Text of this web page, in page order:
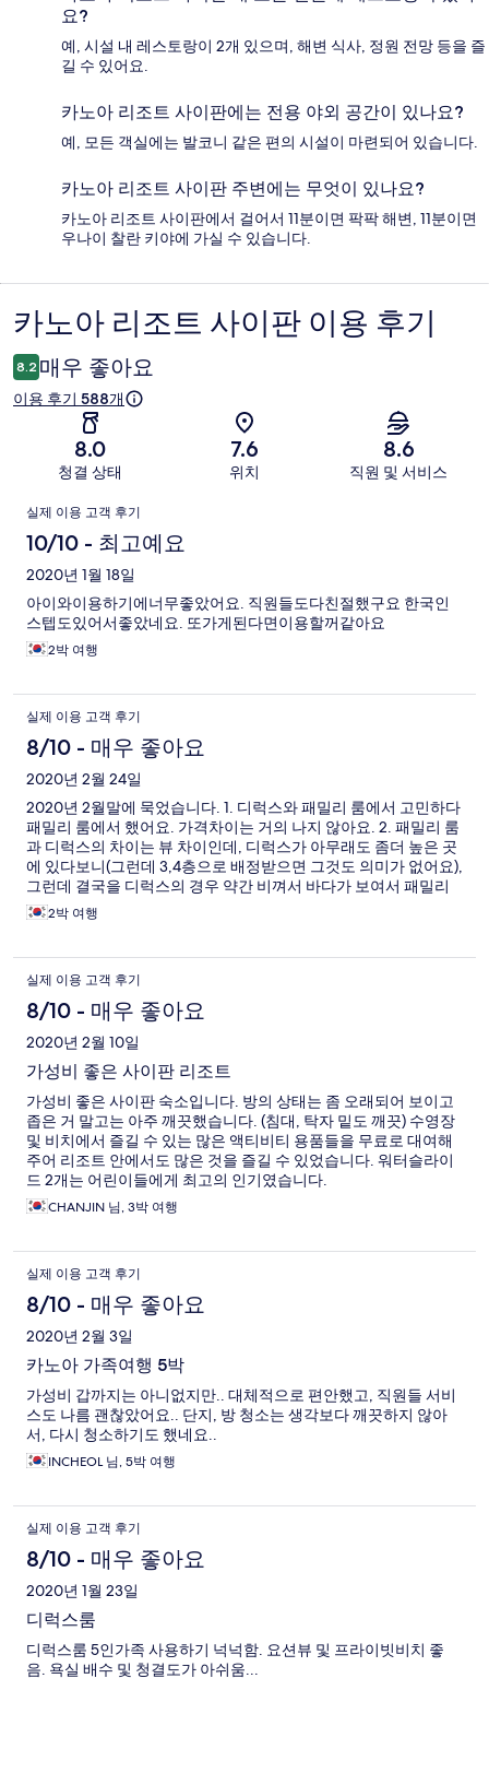
요?
예, 시설 내 레스토랑이 2개 있으며, 해변 식사, 정원 전망 등을 즐
길 수 있어요.
카노아 리조트 사이판에는 전용 야외 공간이 있나요?
예, 모든 객실에는 발코니 같은 편의 시설이 마련되어 있습니다.
카노아 리조트 사이판 주변에는 무엇이 있나요?
카노아 리조트 사이판에서 걸어서 11분이면 팍팍 해변, 11분이면
우나이 찰란 키야에 가실 수 있습니다.
이
용
후
카노아 리조트 사이판 이용 후기
8.2 매우 좋아요
이용 후기 588개
8.0
청결 상태
7.6
위치
8.6
직원 및 서비스
이
용
후
기
실제 이용 고객 후기
10/10 - 최고예요
2020년 1월 18일
아이와이용하기에너무좋았어요. 직원들도다친절했구요 한국인
스텝도있어서좋았네요. 또가게된다면이용할꺼같아요
2박 여행
실제 이용 고객 후기
8/10 - 매우 좋아요
2020년 2월 24일
2020년 2월말에 묵었습니다. 1. 디럭스와 패밀리 룸에서 고민하다
패밀리 룸에서 했어요. 가격차이는 거의 나지 않아요. 2. 패밀리 룸
과 디럭스의 차이는 뷰 차이인데, 디럭스가 아무래도 좀더 높은 곳
에 있다보니(그런데 3,4층으로 배정받으면 그것도 의미가 없어요),
그런데 결국을 디럭스의 경우 약간 비껴서 바다가 보여서 패밀리
룸이 나은것 같습니다. 3. 패밀리 룸은 굉장이 넓습니다. 웬만한 곳
의 스위트룸 정도는 아니지만, 크기 자체는 넓습니다. 4. 우리 가족
면 됩니다. 침대사이즈에 대한 것이 리조트마다 다릅니다. 우리 가
족이 다음일정에서 묵었던 아쿠아 리조트는 침대 사이즈가 슈퍼싱
글정도 되었어요. 5. 그래서 4인가족에 아주 넓게 쓰고 싶다 그러
시면, 패밀리로 하시는게 좋습니다. 뷰 차이 그렇게 많이 나지 않아
요. 6. 우리가족은 5인이라도 큰녀석의 덩치가 거의 뭐 저랑 비슷
해서 익스베드 신청했어요. 익스트라 베드 완전 좋아요. ㅋㅋ 리조
트에서 이정도의 익스트라는 첨 봤어요. 7. 그래서 넉넉히 잘 잤습
니다. 침대도 아주 쾌적했는데 문제는 침구의 문제가 아니라, 전체
적으로 눅눅했어요. 그렇다고 아주 심한 정도의 습기가 있었던건
아닌데, 아쿠아 리조트의 경우 제습기가 있었는데 여기는 없어
서...조금 눅눅하였습니다. 8. 제습기가 있는지를 물어보지를 않았
네요. 한번 물어보셔도 좋을것 같습니다. 9. 수영장 물은 그렇게 깨
끗하지 않아요. 그런데 뭐 그런데로 괜찮아요. 주기적으로 수영장
오염도 체크를 하더군요. 10. 바다는 괜찮습니다. 우리가 묵었던 그
카노아 앞바다는 물고기가 좀 있었어요. 11. 직원들은 모두 친절합
니다. 12. 최악은 1층의 마트에서는 절대 아무것도 사지 마세요. 너
무 심하게 비쌉니다. 길건너에 조텐마트 있어요. 싸고 가깝습니다.
2박 여행
실제 이용 고객 후기
8/10 - 매우 좋아요
2020년 2월 10일
가성비 좋은 사이판 리조트
가성비 좋은 사이판 숙소입니다. 방의 상태는 좀 오래되어 보이고
좁은 거 말고는 아주 깨끗했습니다. (침대, 탁자 밑도 깨끗) 수영장
및 비치에서 즐길 수 있는 많은 액티비티 용품들을 무료로 대여해
주어 리조트 안에서도 많은 것을 즐길 수 있었습니다. 워터슬라이
드 2개는 어린이들에게 최고의 인기였습니다.
CHANJIN 님, 3박 여행
실제 이용 고객 후기
8/10 - 매우 좋아요
2020년 2월 3일
카노아 가족여행 5박
가성비 갑까지는 아니없지만.. 대체적으로 편안했고, 직원들 서비
스도 나름 괜찮았어요.. 단지, 방 청소는 생각보다 깨끗하지 않아
서, 다시 청소하기도 했네요..
INCHEOL 님, 5박 여행
실제 이용 고객 후기
8/10 - 매우 좋아요
2020년 1월 23일
디럭스룸
디럭스룸 5인가족 사용하기 넉넉함. 요션뷰 및 프라이빗비치 좋
음. 욕실 배수 및 청결도가 아쉬움...